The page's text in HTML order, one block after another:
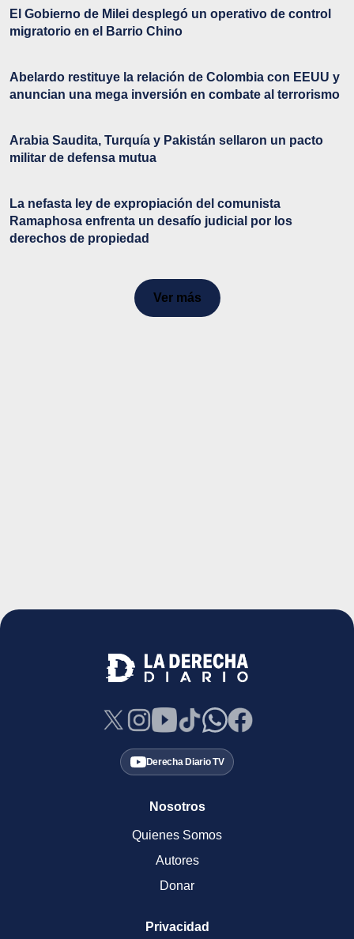
El Gobierno de Milei desplegó un operativo de control
migratorio en el Barrio Chino
Abelardo restituye la relación de Colombia con EEUU y
anuncian una mega inversión en combate al terrorismo
Arabia Saudita, Turquía y Pakistán sellaron un pacto
militar de defensa mutua
La nefasta ley de expropiación del comunista
Ramaphosa enfrenta un desafío judicial por los
derechos de propiedad
Ver más
Derecha Diario TV
Nosotros
Quienes Somos
Autores
Donar
Privacidad